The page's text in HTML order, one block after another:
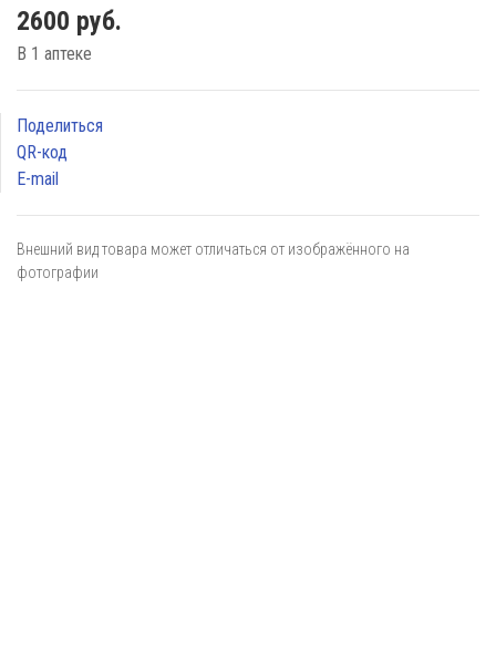
2600 руб.
В 1 аптеке
Поделиться
QR-код
E-mail
Внешний вид товара может отличаться от изображённого на
фотографии